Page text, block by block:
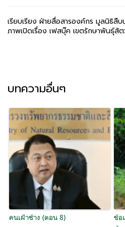
เรียบเรียง ฝ่ายสื่อสารองค์กร มูลนิธิสืบ
ภาพเปิดเรื่อง เฟสบุ๊ค เขตรักษาพันธุ์สั
บทความอื่นๆ
คนเฝ้าช้าง (ตอน 8)
ข้อ